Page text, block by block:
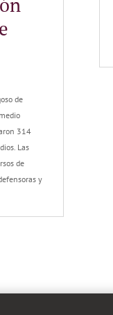
de
314
Las
de
y